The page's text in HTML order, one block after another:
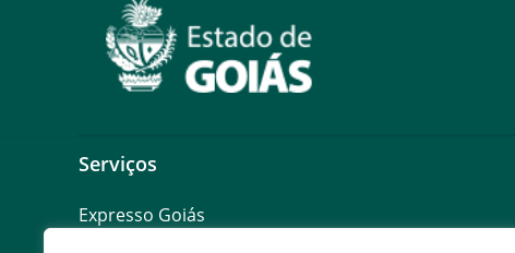
Serviços
Expresso Goiás